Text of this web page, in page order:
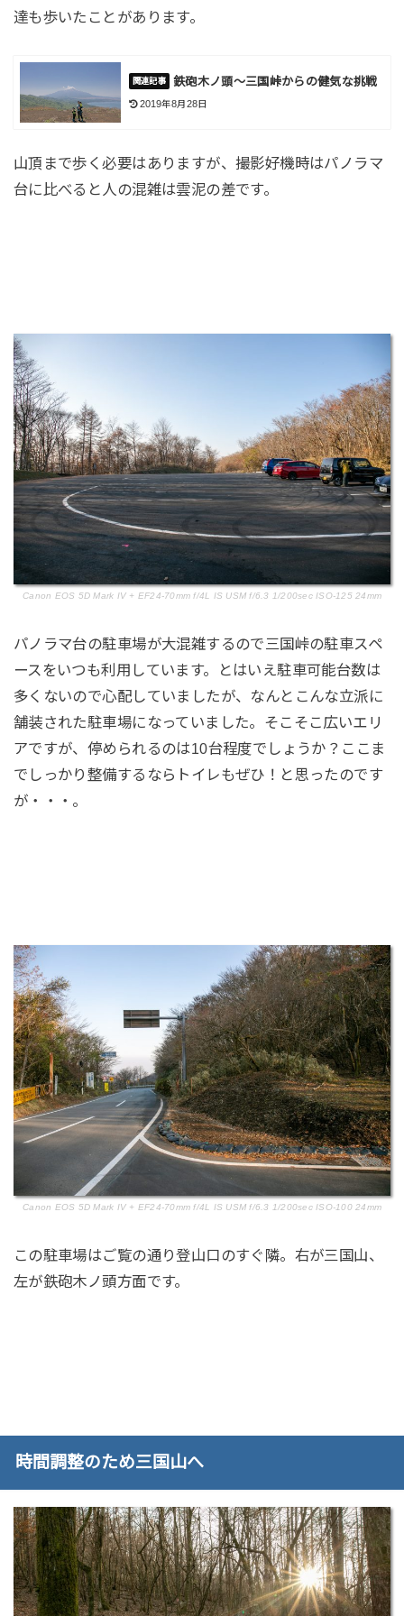
達も歩いたことがあります。
鉄砲木ノ頭～三国峠からの健気な挑戦
2019年8月28日
山頂まで歩く必要はありますが、撮影好機時はパノラマ
台に比べると人の混雑は雲泥の差です。
Canon EOS 5D Mark IV + EF24-70mm f/4L IS USM f/6.3 1/200sec ISO-125 24mm
パノラマ台の駐車場が大混雑するので三国峠の駐車スペ
ースをいつも利用しています。とはいえ駐車可能台数は
多くないので心配していましたが、なんとこんな立派に
舗装された駐車場になっていました。そこそこ広いエリ
アですが、停められるのは10台程度でしょうか？ここま
でしっかり整備するならトイレもぜひ！と思ったのです
が・・・。
Canon EOS 5D Mark IV + EF24-70mm f/4L IS USM f/6.3 1/200sec ISO-100 24mm
この駐車場はご覧の通り登山口のすぐ隣。右が三国山、
左が鉄砲木ノ頭方面です。
時間調整のため三国山へ